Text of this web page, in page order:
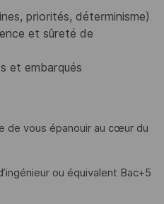
priorités, déterminisme)
et sûreté de
et embarqués
de vous épanouir au cœur du
ou équivalent Bac+5